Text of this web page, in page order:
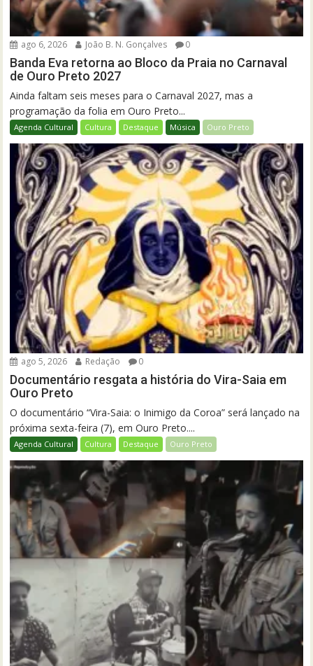
ago 6, 2026 João B. N. Gonçalves 0
Banda Eva retorna ao Bloco da Praia no Carnaval
de Ouro Preto 2027
Ainda faltam seis meses para o Carnaval 2027, mas a
programação da folia em Ouro Preto...
Agenda Cultural Cultura Destaque Música Ouro Preto
ago 5, 2026 Redação 0
Documentário resgata a história do Vira-Saia em
Ouro Preto
O documentário “Vira-Saia: o Inimigo da Coroa” será lançado na
próxima sexta-feira (7), em Ouro Preto....
Agenda Cultural Cultura Destaque Ouro Preto